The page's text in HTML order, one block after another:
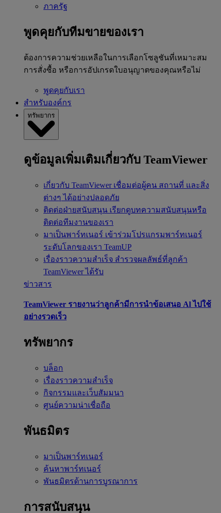
ภาครัฐ
พูดคุยกับทีมขายของเรา
ต้องการความช่วยเหลือในการเลือกโซลูชันที่เหมาะสม
การสั่งซื้อ หรือการอัปเกรดใบอนุญาตของคุณหรือไม่
พูดคุยกับเรา
สำหรับองค์กร
ทรัพยากร
ดูข้อมูลเพิ่มเติมเกี่ยวกับ TeamViewer
เกี่ยวกับ TeamViewer เชื่อมต่อผู้คน สถานที่ และสิ่ง
ต่างๆ ได้อย่างปลอดภัย
ติดต่อฝ่ายสนับสนุน เรียกดูบทความสนับสนุนหรือ
ติดต่อทีมงานของเรา
มาเป็นพาร์ทเนอร์ เข้าร่วมโปรแกรมพาร์ทเนอร์
ระดับโลกของเรา TeamUP
เรื่องราวความสำเร็จ สำรวจผลลัพธ์ที่ลูกค้า
TeamViewer ได้รับ
ข่าวสาร
TeamViewer รายงานว่าลูกค้ามีการนำข้อเสนอ Al ไปใช้
อย่างรวดเร็ว
ทรัพยากร
บล็อก
เรื่องราวความสำเร็จ
กิจกรรมและเว็บสัมมนา
ศูนย์ความน่าเชื่อถือ
พันธมิตร
มาเป็นพาร์ทเนอร์
ค้นหาพาร์ทเนอร์
พันธมิตรด้านการบูรณาการ
การสนับสนุน